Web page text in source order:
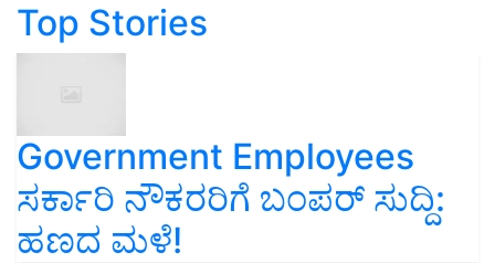
Top Stories
Government Employees
ಸರ್ಕಾರಿ ನೌಕರರಿಗೆ ಬಂಪರ್‌ ಸುದ್ದಿ:
ಹಣದ ಮಳೆ!